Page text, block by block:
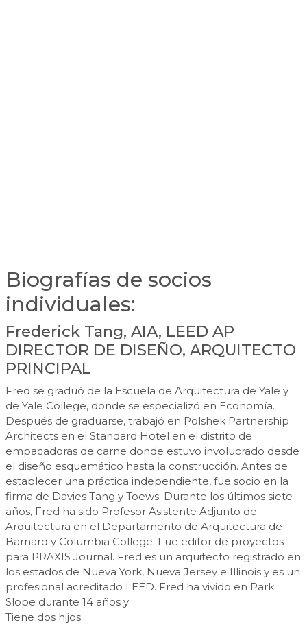
Biografías de socios
individuales:
Frederick Tang, AIA, LEED AP
DIRECTOR DE DISEÑO, ARQUITECTO
PRINCIPAL
Fred se graduó de la Escuela de Arquitectura de Yale y
de Yale College, donde se especializó en Economía.
Después de graduarse, trabajó en Polshek Partnership
Architects en el Standard Hotel en el distrito de
empacadoras de carne donde estuvo involucrado desde
el diseño esquemático hasta la construcción. Antes de
establecer una práctica independiente, fue socio en la
firma de Davies Tang y Toews. Durante los últimos siete
años, Fred ha sido Profesor Asistente Adjunto de
Arquitectura en el Departamento de Arquitectura de
Barnard y Columbia College. Fue editor de proyectos
para PRAXIS Journal. Fred es un arquitecto registrado en
los estados de Nueva York, Nueva Jersey e Illinois y es un
profesional acreditado LEED. Fred ha vivido en Park
Slope durante 14 años y
Tiene dos hijos.